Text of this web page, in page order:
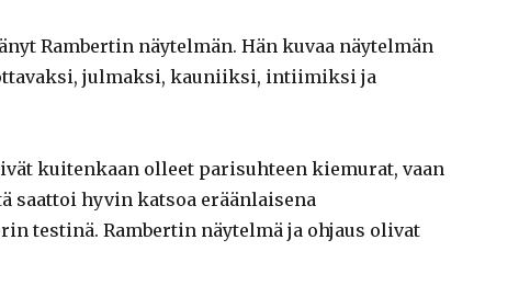
Rambertin näytelmän. Hän kuvaa näytelmän
julmaksi, kauniiksi, intiimiksi ja
kuitenkaan olleet parisuhteen kiemurat, vaan
saattoi hyvin katsoa eräänlaisena
testinä. Rambertin näytelmä ja ohjaus olivat